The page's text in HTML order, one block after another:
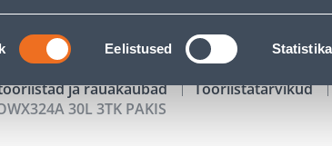
Eelistused Statistika
KAMPAANIAD KATALOOGID
ja rauakaubad Tööriistatarvikud
30L 3TK PAKIS